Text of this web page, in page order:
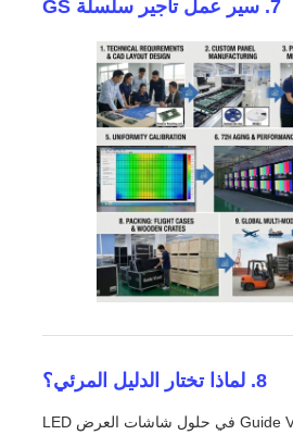
7. سير عمل تأجير سلسلة GS
8. لماذا تختار الدليل المرئي؟
تتخصص شركة Guide Visual في حلول شاشات العرض LED